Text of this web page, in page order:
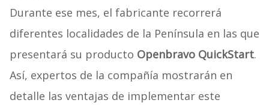
Durante ese mes, el fabricante recorrerá
diferentes localidades de la Península en las que
presentará su producto Openbravo QuickStart.
Así, expertos de la compañía mostrarán en
detalle las ventajas de implementar este